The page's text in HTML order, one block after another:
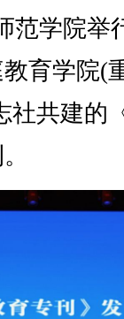
范学院举
育学院(
共建的